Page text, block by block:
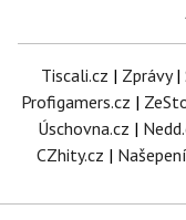
Tiscali.cz | Zprávy|
Profigamers.cz |
Úschovna.cz |
CZhity.cz |